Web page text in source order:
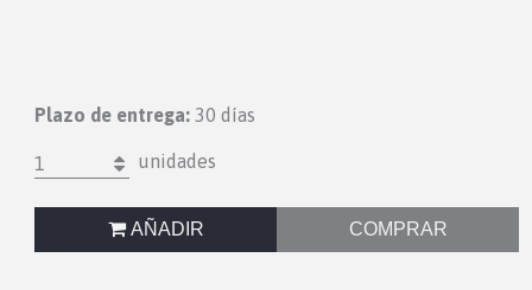
Plazo de entrega: 30 días
1 unidades
AÑADIR COMPRAR